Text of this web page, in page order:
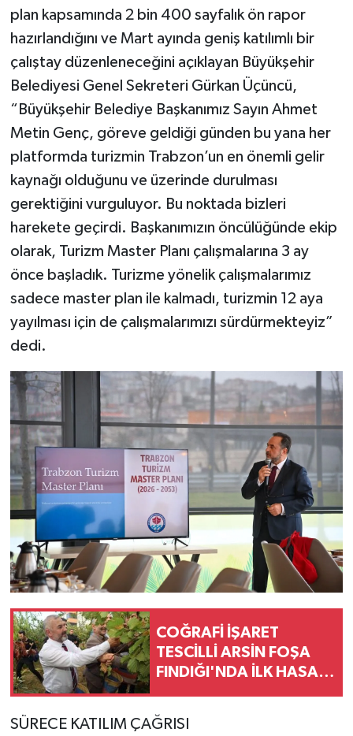
plan kapsamında 2 bin 400 sayfalık ön rapor
hazırlandığını ve Mart ayında geniş katılımlı bir
çalıştay düzenleneceğini açıklayan Büyükşehir
Belediyesi Genel Sekreteri Gürkan Üçüncü,
“Büyükşehir Belediye Başkanımız Sayın Ahmet
Metin Genç, göreve geldiği günden bu yana her
platformda turizmin Trabzon’un en önemli gelir
kaynağı olduğunu ve üzerinde durulması
gerektiğini vurguluyor. Bu noktada bizleri
harekete geçirdi. Başkanımızın öncülüğünde ekip
olarak, Turizm Master Planı çalışmalarına 3 ay
önce başladık. Turizme yönelik çalışmalarımız
sadece master plan ile kalmadı, turizmin 12 aya
yayılması için de çalışmalarımızı sürdürmekteyiz”
dedi.
COĞRAFİ İŞARET
TESCİLLİ ARSİN FOŞA
FINDIĞI'NDA İLK HASAT
SÜRECE KATILIM ÇAĞRISI